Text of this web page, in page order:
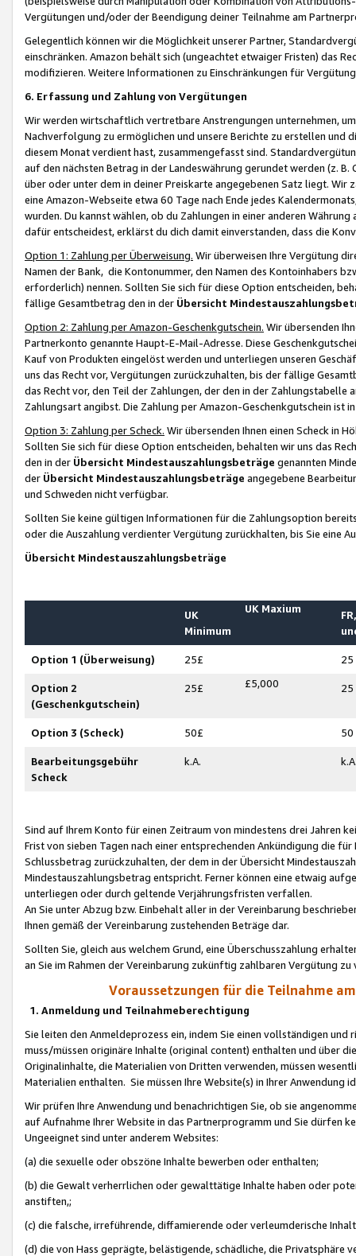
Vergütungen und/oder der Beendigung deiner Teilnahme am
Gelegentlich können wir die Möglichkeit unserer Partner,
einschränken. Amazon behält sich (ungeachtet etwaiger Fristen) das
modifizieren. Weitere Informationen zu Einschränkungen für
6. Erfassung und Zahlung von Vergütungen
Wir werden wirtschaftlich vertretbare Anstrengungen unternehmen,
Nachverfolgung zu ermöglichen und unsere Berichte zu erstellen und
diesem Monat verdient hast, zusammengefasst sind.
auf den nächsten Betrag in der Landeswährung gerundet werden (z.
über oder unter dem in deiner Preiskarte angegebenen Satz liegt.
eine Amazon-Webseite etwa 60 Tage nach Ende jedes
wurden. Du kannst wählen, ob du Zahlungen in einer anderen
dafür entscheidest, erklärst du dich damit einverstanden, dass die
Option 1: Zahlung per Überweisung. Wir überweisen Ihre Vergütung
Namen der Bank, die Kontonummer, den Namen des Kontoinhabers
erforderlich) nennen. Sollten Sie sich für diese Option entscheiden,
fällige Gesamtbetrag den in der Übersicht
Option 2: Zahlung per Amazon-Geschenkgutschein. Wir übersenden
Partnerkonto genannte Haupt-E-Mail-Adresse. Diese
Kauf von Produkten eingelöst werden und unterliegen unseren
uns das Recht vor, Vergütungen zurückzuhalten, bis der fällige
das Recht vor, den Teil der Zahlungen, der den in der
Zahlungsart angibst. Die Zahlung per Amazon-Geschenkgutschein ist
Option 3: Zahlung per Scheck. Wir übersenden Ihnen einen Scheck in
Sollten Sie sich für diese Option entscheiden, behalten wir uns das
den in der Übersicht Mindestauszahlungsbeträge genannten
der Übersicht Mindestauszahlungsbeträge angegebene
und Schweden nicht verfügbar.
Sollten Sie keine gültigen Informationen für die Zahlungsoption
oder die Auszahlung verdienter Vergütung zurückhalten, bis Sie
Übersicht Mindestauszahlungsbeträge
UK
Minimum
UK Maxium
Option 1 (Überweisung) 25£ 25
Option 2
(Geschenkgutschein)
25£ £5,000 25
Option 3 (Scheck) 50£ 50
Bearbeitungsgebühr
Scheck
k.A.
Sind auf Ihrem Konto für einen Zeitraum von mindestens drei Jahren
Frist von sieben Tagen nach einer entsprechenden Ankündigung die
Schlussbetrag zurückzuhalten, der dem in der Übersicht
Mindestauszahlungsbetrag entspricht. Ferner können eine etwaig
unterliegen oder durch geltende Verjährungsfristen verfallen.
An Sie unter Abzug bzw. Einbehalt aller in der Vereinbarung
Ihnen gemäß der Vereinbarung zustehenden Beträge dar.
Sollten Sie, gleich aus welchem Grund, eine Überschusszahlung
an Sie im Rahmen der Vereinbarung zukünftig zahlbaren Vergütung zu
Voraussetzungen für die Teilnahme
1. Anmeldung und Teilnahmeberechtigung
Sie leiten den Anmeldeprozess ein, indem Sie einen vollständigen
muss/müssen originäre Inhalte (original content) enthalten und über
Originalinhalte, die Materialien von Dritten verwenden, müssen
Materialien enthalten. Sie müssen Ihre Website(s) in Ihrer Anwendung
Wir prüfen Ihre Anwendung und benachrichtigen Sie, ob sie
auf Aufnahme Ihrer Website in das Partnerprogramm und Sie dürfen
Ungeeignet sind unter anderem Websites:
(a) die sexuelle oder obszöne Inhalte bewerben oder enthalten;
(b) die Gewalt verherrlichen oder gewalttätige Inhalte haben oder
anstiften,;
(c) die falsche, irreführende, diffamierende oder verleumderische
(d) die von Hass geprägte, belästigende, schädliche, die Privatsphäre